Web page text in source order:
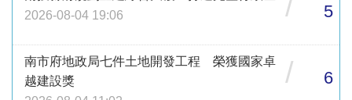
2026-08-04 19:06
/ 5
南市府地政局七件土地開發工程 榮獲國家卓
越建設獎
/ 6